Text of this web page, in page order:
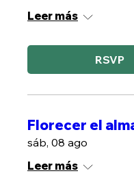
Leer más
RSVP
Florecer el
sáb, 08 ago
Leer más